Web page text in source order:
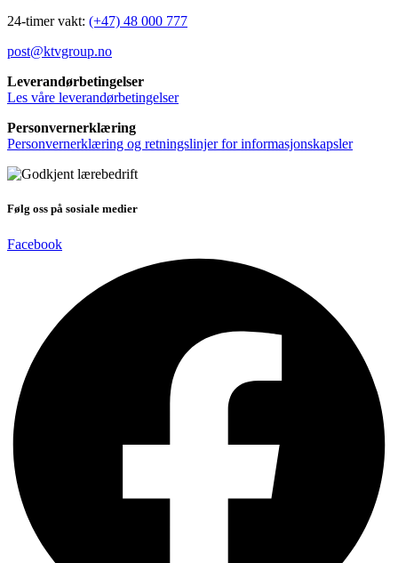
24-timer vakt: (+47) 48 000 777
post@ktvgroup.no
Leverandørbetingelser
Les våre leverandørbetingelser
Personvernerklæring
Personvernerklæring og retningslinjer for informasjonskapsler
Følg oss på sosiale medier
Facebook